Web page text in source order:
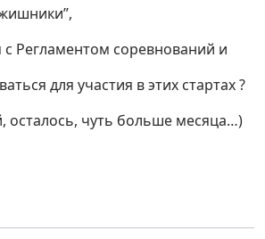
с Регламентом соревнований и
для участия в этих стартах ?
осталось, чуть больше месяца…)